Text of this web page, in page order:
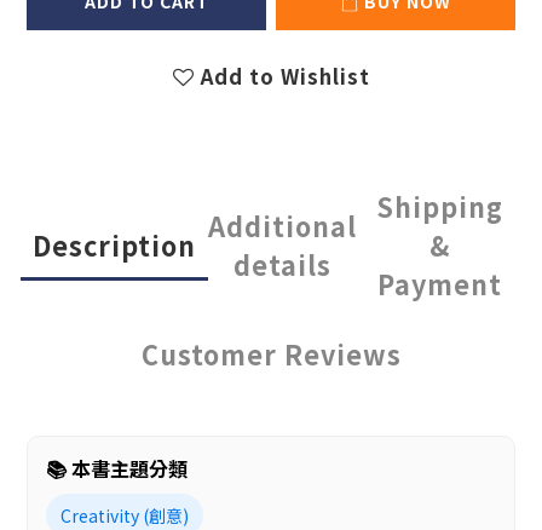
Add to Wishlist
Description
Additional
details
Shipping
&
Payment
Customer Reviews
📚 本書主題分類
Creativity (創意)